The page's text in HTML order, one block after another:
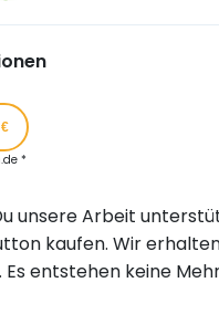
*
unsere Arbeit
kaufen. Wir
Es entstehen keine